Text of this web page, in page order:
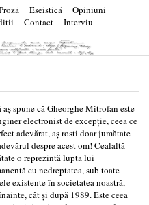
Eseistică
Opiniuni
Contact Interviu
aș spune că Gheorghe Mitrofan este
electronist de excepție, ceea ce
adevărat, aș rosti doar jumătate
despre acest om! Cealaltă
o reprezintă lupta lui
cu nedreptatea, sub toate
existente în societatea noastră,
cât și după 1989. Este ceea